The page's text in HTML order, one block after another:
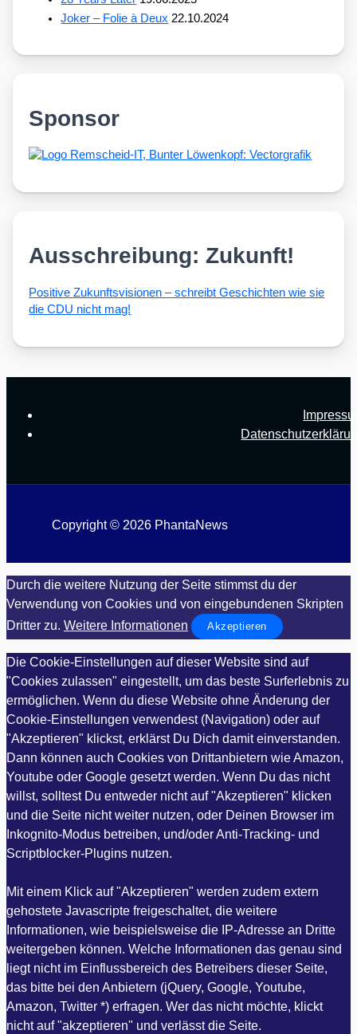
Joker – Folie à Deux 22.10.2024
Sponsor
Ausschreibung: Zukunft!
Posi­ti­ve Zukunfts­vi­sio­nen – schreibt Geschich­ten wie sie
die CDU nicht mag!
Copyright © 2026 PhantaNews
Durch die weitere Nutzung der Seite stimmst du der
Verwendung von Cookies und von eingebundenen Skripten
Dritter zu. Weitere Informationen Akzeptieren
Die Cookie-Einstellungen auf dieser Website sind auf
"Cookies zulassen" eingestellt, um das beste Surferlebnis zu
ermöglichen. Wenn du diese Website ohne Änderung der
Cookie-Einstellungen verwendest (Navigation) oder auf
"Akzeptieren" klickst, erklärst Du Dich damit einverstanden.
Dann können auch Cookies von Drittanbietern wie Amazon,
Youtube oder Google gesetzt werden. Wenn Du das nicht
willst, solltest Du entweder nicht auf "Akzeptieren" klicken
und die Seite nicht weiter nutzen, oder Deinen Browser im
Inkognito-Modus betreiben, und/oder Anti-Tracking- und
Scriptblocker-Plugins nutzen.
Mit einem Klick auf "Akzeptieren" werden zudem extern
gehostete Javascripte freigeschaltet, die weitere
Informationen, wie beispielsweise die IP-Adresse an Dritte
weitergeben können. Welche Informationen das genau sind
liegt nicht im Einflussbereich des Betreibers dieser Seite,
das bitte bei den Anbietern (jQuery, Google, Youtube,
Amazon, Twitter *) erfragen. Wer das nicht möchte, klickt
nicht auf "akzeptieren" und verlässt die Seite.